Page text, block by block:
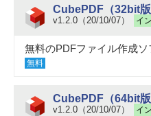
CubePDF（32bit版
v1.2.0（20/10/07） イ
無料のPDFファイル作成ソ
無料
CubePDF（64bit版
v1.2.0（20/10/07） イ